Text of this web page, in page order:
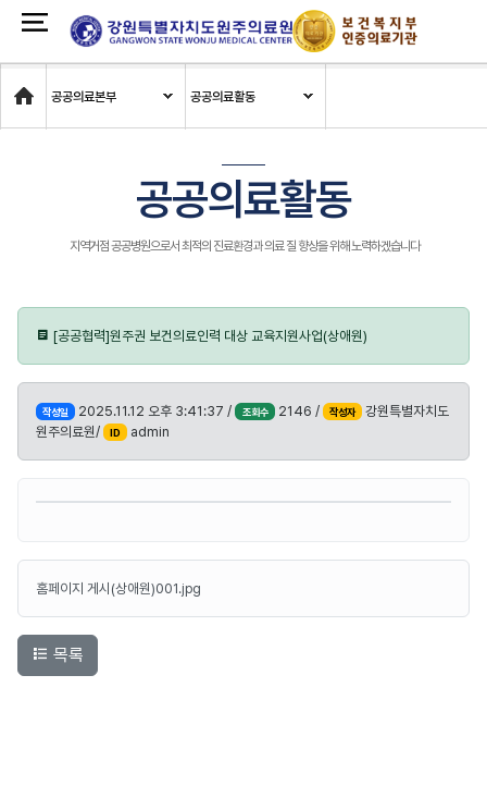
Home
공공의료본부 공공의료활동
공공의료활동
지역거점 공공병원으로서 최적의 진료환경과 의료 질 향상을 위해 노력하겠습니다
[공공협력]원주권 보건의료인력 대상 교육지원사업(상애원)
작성일 2025.11.12 오후 3:41:37 / 조회수 2146 / 작성자
강원특별자치도
원주의료원/
ID admin
홈페이지 게시(상애원)001.jpg
목록